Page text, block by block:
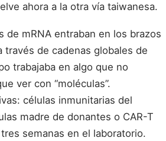
ahora a la otra vía taiwanesa.
de mRNA entraban en los brazos
través de cadenas globales de
trabajaba en algo que no
ver con “moléculas”.
células inmunitarias del
madre de donantes o CAR-T
semanas en el laboratorio.